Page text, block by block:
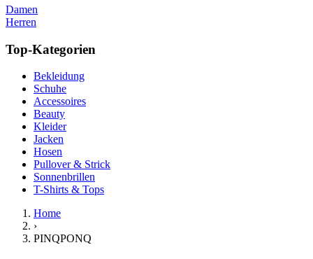
Damen
Herren
Top-Kategorien
Bekleidung
Schuhe
Accessoires
Beauty
Kleider
Jacken
Hosen
Pullover & Strick
Sonnenbrillen
T-Shirts & Tops
Home
›
PINQPONQ